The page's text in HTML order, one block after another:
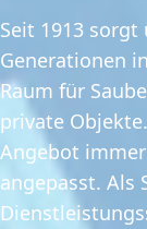
Seit 1913
Generationen
Raum für
private
Angebot
angepasst. Als